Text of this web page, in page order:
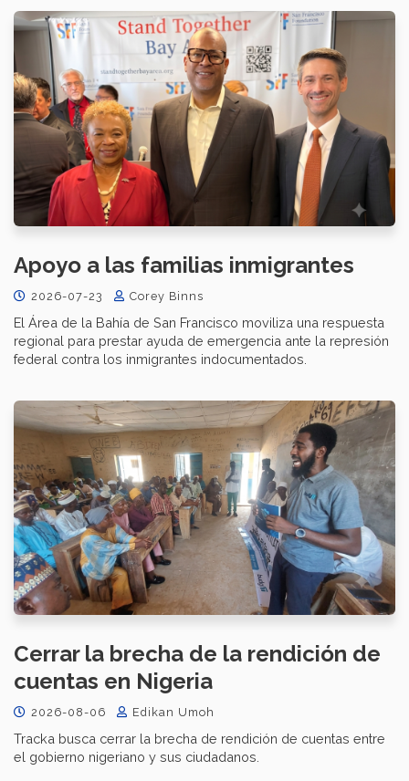
Apoyo a las familias inmigrantes
2026-07-23 Corey Binns
El Área de la Bahía de San Francisco moviliza una respuesta
regional para prestar ayuda de emergencia ante la represión
federal contra los inmigrantes indocumentados.
Cerrar la brecha de la rendición de
cuentas en Nigeria
2026-08-06 Edikan Umoh
Tracka busca cerrar la brecha de rendición de cuentas entre
el gobierno nigeriano y sus ciudadanos.